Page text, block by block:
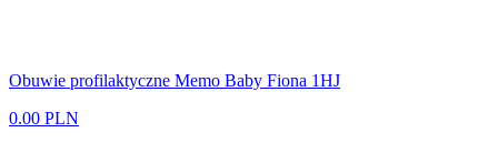
Obuwie profilaktyczne Memo Baby Fiona 1HJ
0.00 PLN